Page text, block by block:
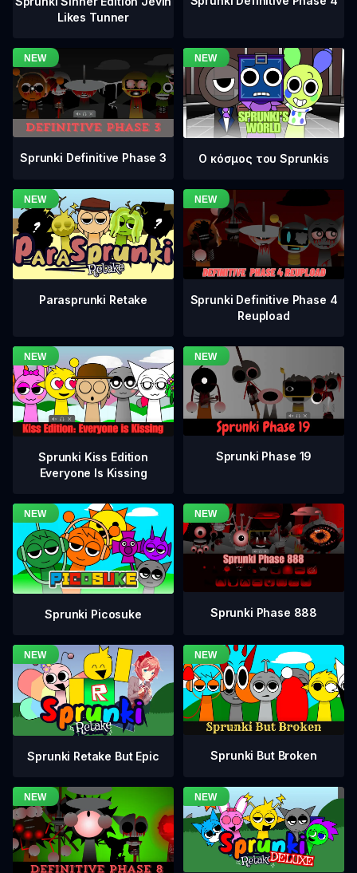
Likes Tunner
Sprunki Definitive Phase 3 Ο κόσμος του Sprunkis
Parasprunki Retake
Sprunki Definitive Phase 4
Reupload
Sprunki Kiss Edition
Everyone Is Kissing
Sprunki Phase 19
Sprunki Picosuke Sprunki Phase 888
Sprunki Retake But Epic Sprunki But Broken